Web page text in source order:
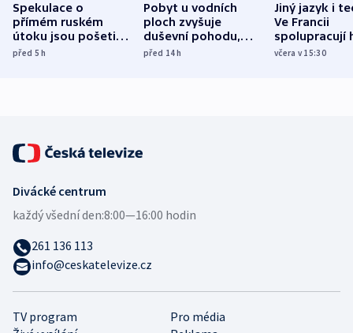
Spekulace o
přímém ruském
útoku jsou pošetilé,
míní estonský
před 5h
Pobyt u vodních
ploch zvyšuje
duševní pohodu,
ukázala
před 14h
Jiný jazyk i
Ve Francii
spolupracují
různých zemí
včera v 15:30
TV program
Pro média
Divácké centrum
každý všední den:8:00—16:00 hodin
261 136 113
info@ceskatelevize.cz